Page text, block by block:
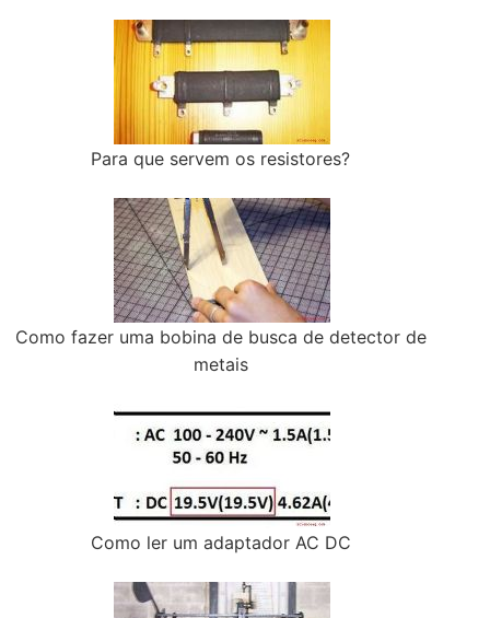
Para que servem os resistores?
Como fazer uma bobina de busca de detector de
metais
Como ler um adaptador AC DC